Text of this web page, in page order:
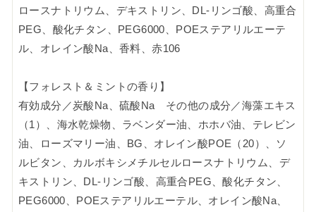
ロースナトリウム、デキストリン、DL-リンゴ酸、高重合
PEG、酸化チタン、PEG6000、POEステアリルエーテ
ル、オレイン酸Na、香料、赤106
【フォレスト＆ミントの香り】
有効成分／炭酸Na、硫酸Na その他の成分／海藻エキス
（1）、海水乾燥物、ラベンダー油、ホホバ油、テレビン
油、ローズマリー油、BG、オレイン酸POE（20）、ソ
ルビタン、カルボキシメチルセルロースナトリウム、デ
キストリン、DL-リンゴ酸、高重合PEG、酸化チタン、
PEG6000、POEステアリルエーテル、オレイン酸Na、